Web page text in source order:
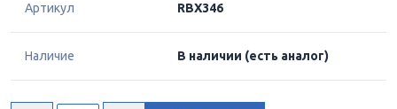
Артикул RBX346
Наличие В наличии (есть аналог)